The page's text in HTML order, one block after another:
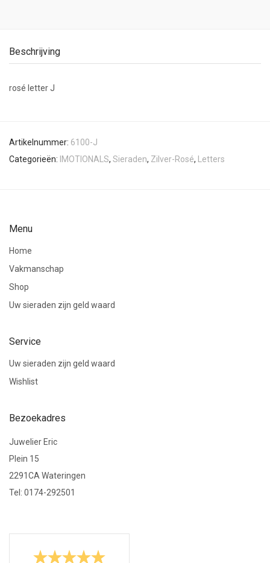
Beschrijving
rosé letter J
Artikelnummer: 6100-J
Categorieën: IMOTIONALS, Sieraden, Zilver-Rosé, Letters
Menu
Home
Vakmanschap
Shop
Uw sieraden zijn geld waard
Service
Uw sieraden zijn geld waard
Wishlist
Bezoekadres
Juwelier Eric
Plein 15
2291CA Wateringen
Tel: 0174-292501